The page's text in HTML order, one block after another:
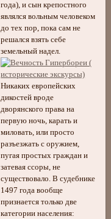
года), и сын крепостного
являлся вольным человеком
до тех пор, пока сам не
решался взять себе
земельный надел.
Никаких европейских
дикостей вроде
дворянского права на
первую ночь, карать и
миловать, или просто
разъезжать с оружием,
пугая простых граждан и
затевая ссоры, не
существовало. В судебнике
1497 года вообще
признается только две
категории населения: